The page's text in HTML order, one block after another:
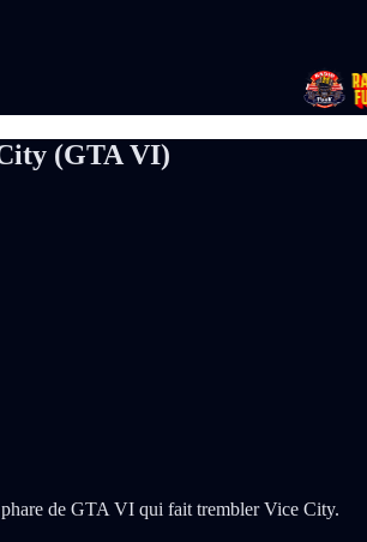
(GTA VI)
de GTA VI qui fait trembler Vice City.